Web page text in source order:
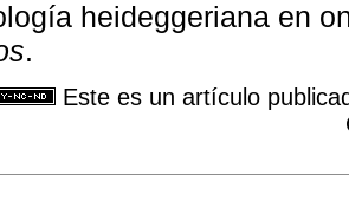
heideggeriana en
.
Este es un artículo